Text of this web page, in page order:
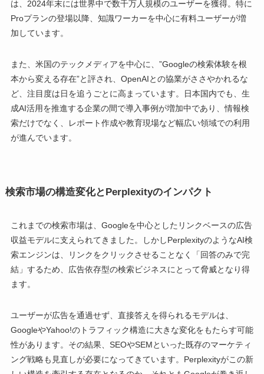
は、2024年末には世界中で数千万人規模のユーザーを獲得。特に
Proプランの登場以降、知識ワーカーを中心に有料ユーザーが増
加しています。
また、米国のテックメディアを中心に、”Googleの検索体験を根
本から変える存在”と評され、OpenAIとの協業がささやかれるな
ど、注目度は日を追うごとに高まっています。日本国内でも、生
成AI活用を推進する企業の間で導入事例が増加中であり、情報検
索だけでなく、レポート作成や教育現場など幅広い領域での利用
が進んでいます。
検索市場の構造変化とPerplexityのインパクト
これまでの検索市場は、Googleを中心としたリンクベースの広告
収益モデルに支えられてきました。しかしPerplexityのようなAI検
索エンジンは、リンクをクリックさせることなく「回答のみで完
結」するため、広告依存型の検索ビジネスにとって脅威となり得
ます。
ユーザーが広告を通過せず、直接答えを得られるモデルは、
GoogleやYahoo!のトラフィック構造に大きな変化をもたらす可能
性があります。その結果、SEOやSEMといった既存のマーケティ
ング戦略も見直しが必要になってきています。Perplexityがこの新